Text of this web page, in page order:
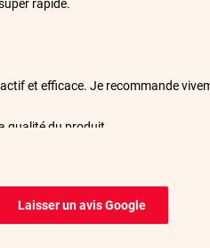
rapide.
et efficace. Je recommande
qualité du produit
pour Nissan Patrol GR Y61
propres, bien de mouiller les
Laisser un avis Google